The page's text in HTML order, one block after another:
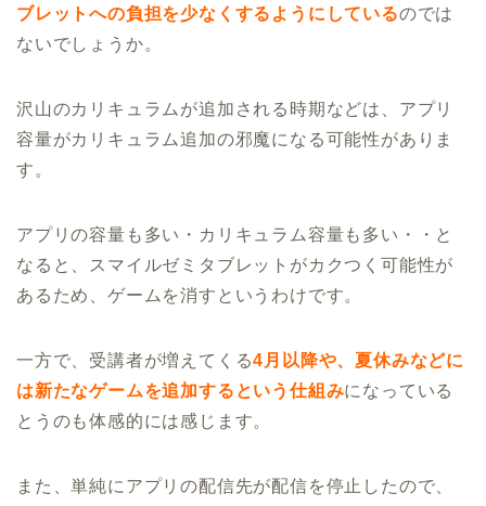
ブレットへの負担を少なくするようにしているのでは
ないでしょうか。
沢山のカリキュラムが追加される時期などは、アプリ
容量がカリキュラム追加の邪魔になる可能性がありま
す。
アプリの容量も多い・カリキュラム容量も多い・・と
なると、スマイルゼミタブレットがカクつく可能性が
あるため、ゲームを消すというわけです。
一方で、受講者が増えてくる4月以降や、夏休みなどに
は新たなゲームを追加するという仕組みになっている
とうのも体感的には感じます。
また、単純にアプリの配信先が配信を停止したので、